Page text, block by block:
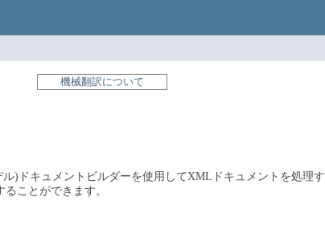
機械翻訳について
ドキュメントビルダーを使用してXMLドキュメントを処理す
ことができます。